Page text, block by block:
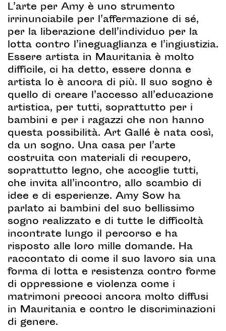
L’arte per Amy è uno strumento
irrinunciabile per l’affermazione di sé,
per la liberazione dell’individuo per la
lotta contro l’ineguaglianza e l’ingiustizia.
Essere artista in Mauritania è molto
difficile, ci ha detto, essere donna e
artista lo è ancora di più. Il suo sogno è
quello di creare l’accesso all’educazione
artistica, per tutti, soprattutto per i
bambini e per i ragazzi che non hanno
questa possibilità. Art Gallé è nata così,
da un sogno. Una casa per l’arte
costruita con materiali di recupero,
soprattutto legno, che accoglie tutti,
che invita all’incontro, allo scambio di
idee e di esperienze. Amy Sow ha
parlato ai bambini del suo bellissimo
sogno realizzato e di tutte le difficoltà
incontrate lungo il percorso e ha
risposto alle loro mille domande. Ha
raccontato di come il suo lavoro sia una
forma di lotta e resistenza contro forme
di oppressione e violenza come i
matrimoni precoci ancora molto diffusi
in Mauritania e contro le discriminazioni
di genere.